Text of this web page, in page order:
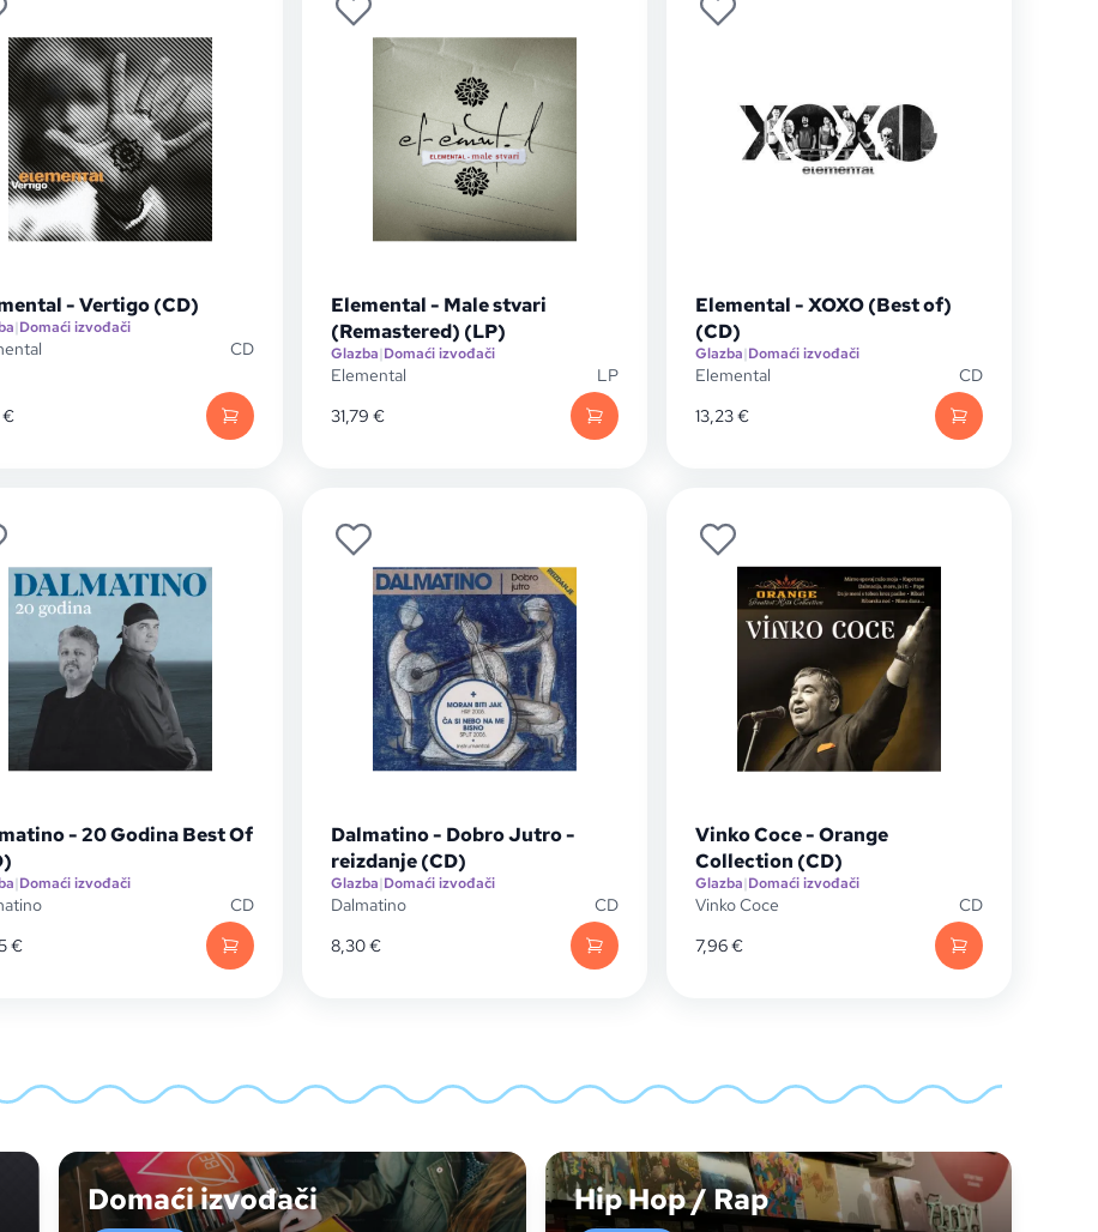
- Vertigo (CD)
|Domaći izvođači
CD
€
Elemental - Male stvari
(Remastered) (LP)
Glazba|Domaći izvođači
Elemental
LP
31,79 €
Elemental - XOXO (Best of)
(CD)
Glazba|Domaći izvođači
Elemental
CD
13,23€
- 20 Godina Best Of
|Domaći izvođači
CD
€
Dalmatino - Dobro Jutro -
reizdanje (CD)
Glazba|Domaći izvođači
Dalmatino
CD
8,30€
Vinko Coce - Orange
Collection (CD)
Glazba|Domaći izvođači
Vinko Coce
CD
7,96€
Domaći izvođači Hip Hop / Rap